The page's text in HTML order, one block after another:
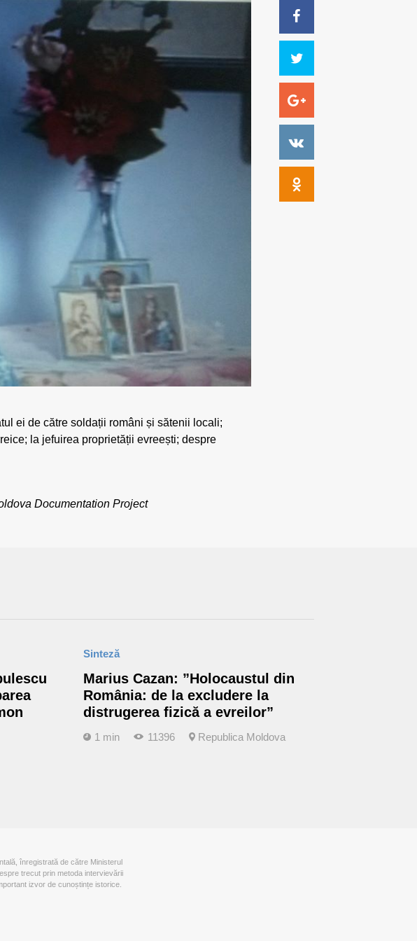
ei de către soldații români și sătenii locali;
la jefuirea proprietății evreești; despre
Documentation Project
Sinteză
Marius Cazan: ”Holocaustul din
România: de la excludere la
distrugerea fizică a evreilor”
1 min 11396 Republica Moldova
înregistrată de către Ministerul
trecut prin metoda intervievării
izvor de cunoștințe istorice.